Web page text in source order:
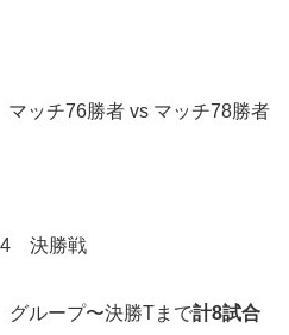
ッチ76勝者 vs マッチ78勝者
決勝戦
グループ〜決勝Tまで計8試合